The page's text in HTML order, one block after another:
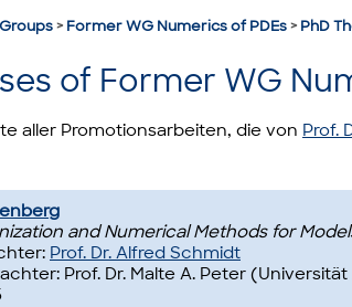
> Former WG Numerics of PDEs> PhD
of Former WG
aller Promotionsarbeiten, die von Prof.
and Numerical Methods for
Prof. Dr. Alfred Schmidt
Prof. Dr. Malte A. Peter